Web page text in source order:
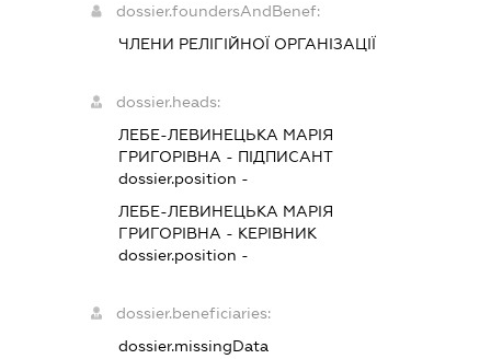
dossier.foundersAndBenef:
ЧЛЕНИ РЕЛІГІЙНОЇ ОРГАНІЗАЦІЇ
dossier.heads:
ЛЕБЕ-ЛЕВИНЕЦЬКА МАРІЯ
ГРИГОРІВНА - ПІДПИСАНТ
dossier.position -
ЛЕБЕ-ЛЕВИНЕЦЬКА МАРІЯ
ГРИГОРІВНА - КЕРІВНИК
dossier.position -
dossier.beneficiaries:
dossier.missingData